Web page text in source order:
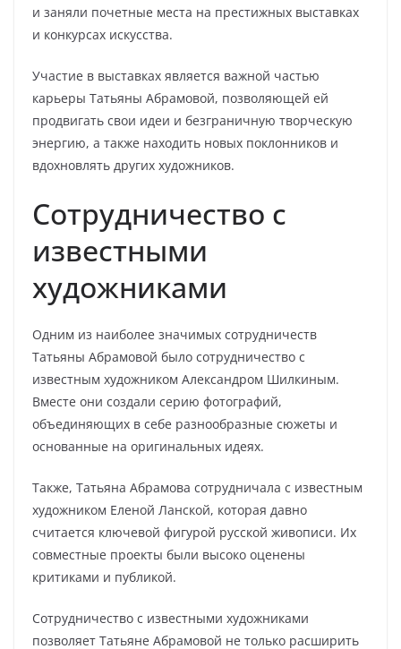
и заняли почетные места на престижных выставках
и конкурсах искусства.
Участие в выставках является важной частью
карьеры Татьяны Абрамовой, позволяющей ей
продвигать свои идеи и безграничную творческую
энергию, а также находить новых поклонников и
вдохновлять других художников.
Сотрудничество с
известными
художниками
Одним из наиболее значимых сотрудничеств
Татьяны Абрамовой было сотрудничество с
известным художником Александром Шилкиным.
Вместе они создали серию фотографий,
объединяющих в себе разнообразные сюжеты и
основанные на оригинальных идеях.
Также, Татьяна Абрамова сотрудничала с известным
художником Еленой Ланской, которая давно
считается ключевой фигурой русской живописи. Их
совместные проекты были высоко оценены
критиками и публикой.
Сотрудничество с известными художниками
позволяет Татьяне Абрамовой не только расширить